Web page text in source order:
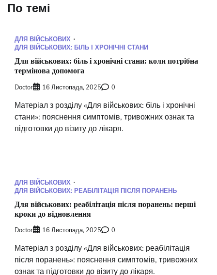
По темі
ДЛЯ ВІЙСЬКОВИХ
ДЛЯ ВІЙСЬКОВИХ: БІЛЬ І ХРОНІЧНІ СТАНИ
Для військових: біль і хронічні стани: коли потрібна
термінова допомога
Doctor 16 Листопада, 2025 0
Матеріал з розділу «Для військових: біль і хронічні
стани»: пояснення симптомів, тривожних ознак та
підготовки до візиту до лікаря.
ДЛЯ ВІЙСЬКОВИХ
ДЛЯ ВІЙСЬКОВИХ: РЕАБІЛІТАЦІЯ ПІСЛЯ ПОРАНЕНЬ
Для військових: реабілітація після поранень: перші
кроки до відновлення
Doctor 16 Листопада, 2025 0
Матеріал з розділу «Для військових: реабілітація
після поранень»: пояснення симптомів, тривожних
ознак та підготовки до візиту до лікаря.